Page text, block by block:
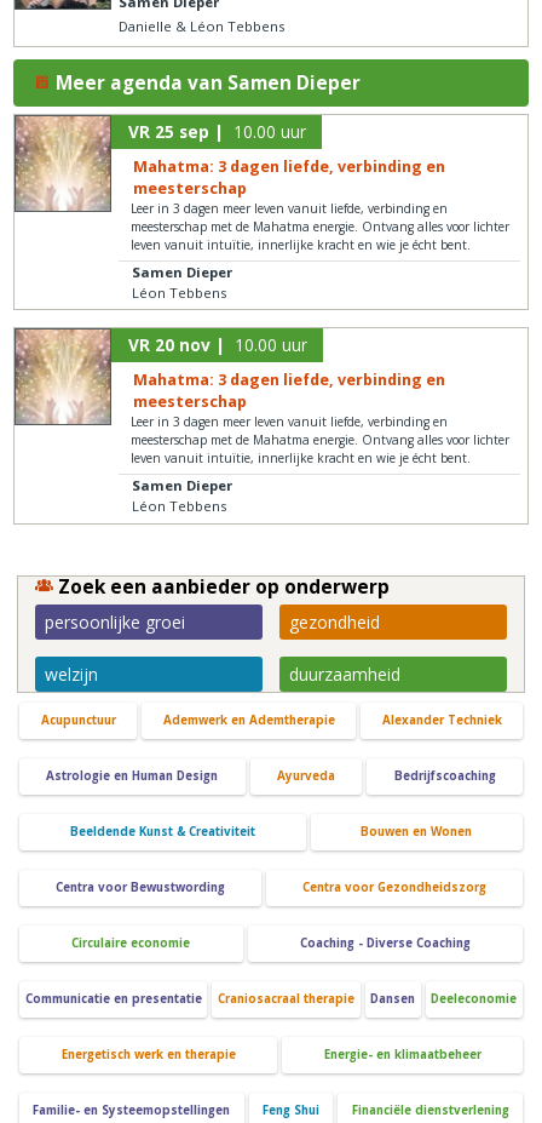
Danielle & Léon Tebbens
Meer agenda van Samen Dieper
VR 25 sep | 10.00 uur
Mahatma: 3 dagen liefde, verbinding en
meesterschap
Leer in 3 dagen meer leven vanuit liefde, verbinding en
meesterschap met de Mahatma energie. Ontvang alles voor lichter
leven vanuit intuïtie, innerlijke kracht en wie je écht bent.
Samen Dieper
Léon Tebbens
VR 20 nov | 10.00 uur
Mahatma: 3 dagen liefde, verbinding en
meesterschap
Leer in 3 dagen meer leven vanuit liefde, verbinding en
meesterschap met de Mahatma energie. Ontvang alles voor lichter
leven vanuit intuïtie, innerlijke kracht en wie je écht bent.
Samen Dieper
Léon Tebbens
Zoek een aanbieder op onderwerp
persoonlijke groei gezondheid
welzijn duurzaamheid
Acupunctuur Ademwerk en Ademtherapie Alexander Techniek
Astrologie en Human Design Ayurveda Bedrijfscoaching
Beeldende Kunst & Creativiteit Bouwen en Wonen
Centra voor Bewustwording Centra voor Gezondheidszorg
Circulaire economie Coaching - Diverse Coaching
Communicatie en presentatie Craniosacraal therapie Dansen Deeleconomie
Energetisch werk en therapie Energie- en klimaatbeheer
Familie- en Systeemopstellingen Feng Shui Financiële dienstverlening